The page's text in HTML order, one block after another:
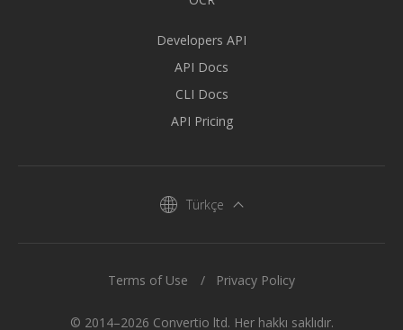
Developers API
API Docs
CLI Docs
API Pricing
Türkçe
© 2014–2026 Convertio ltd. Her hakkı saklıdır.
Terms of Use Privacy Policy